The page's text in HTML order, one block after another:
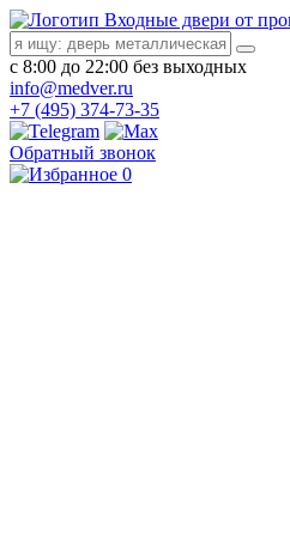
Входные двери от
с 8:00 до 22:00 без выходных
info@medver.ru
+7 (495) 374-73-35
Обратный звонок
0